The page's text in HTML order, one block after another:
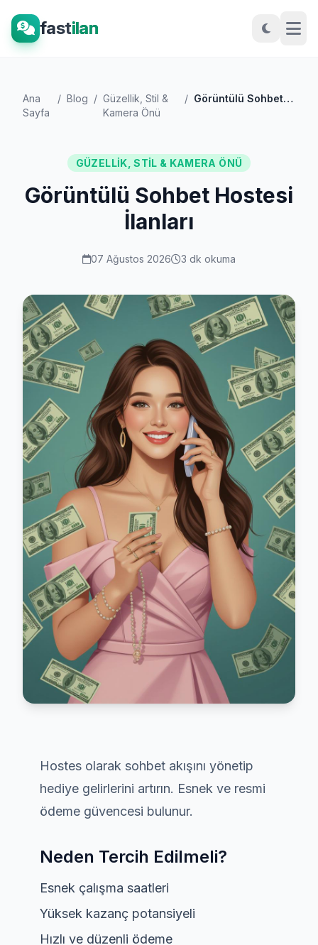
fastilan
Ana
Sayfa
/ Blog / Güzellik, Stil &
Kamera Önü
/ Görüntülü Sohbet Hostesi İlanları
GÜZELLIK, STIL & KAMERA ÖNÜ
Görüntülü Sohbet Hostesi
İlanları
07 Ağustos 2026 3 dk okuma
Hostes olarak sohbet akışını yönetip
hediye gelirlerini artırın. Esnek ve resmi
ödeme güvencesi bulunur.
Neden Tercih Edilmeli?
Esnek çalışma saatleri
Yüksek kazanç potansiyeli
Hızlı ve düzenli ödeme